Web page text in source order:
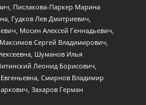
Пислакова-Паркер Марина
Гудков Лев Дмитриевич,
Мосин Алексей Геннадьевич,
Сергей Владимирович,
Шуманов Илья
Леонид Борисович,
Смирнов Владимир
Захаров Герман